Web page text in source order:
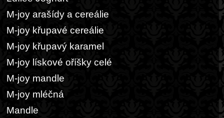
M-joy arašídy a cereálie
M-joy křupavé cereálie
M-joy křupavý karamel
M-joy lískové oříšky celé
M-joy mandle
M-joy mléčná
Mandle